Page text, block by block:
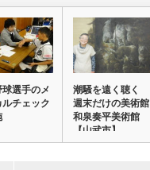
選手のメ
チェック
潮騒を遠く聴く
週末だけの美術館
和泉奏平美術館
【山武市】